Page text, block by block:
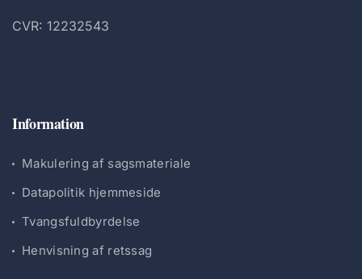
CVR: 12232543
Information
Makulering af sagsmateriale
Datapolitik hjemmeside
Tvangsfuldbyrdelse
Henvisning af retssag